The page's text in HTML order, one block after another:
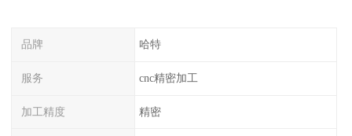
品牌 哈特
服务 cnc精密加工
加工精度 精密